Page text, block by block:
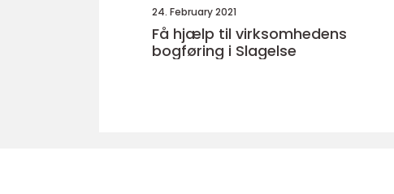
24. February 2021
Få hjælp til virksomhedens
bogføring i Slagelse